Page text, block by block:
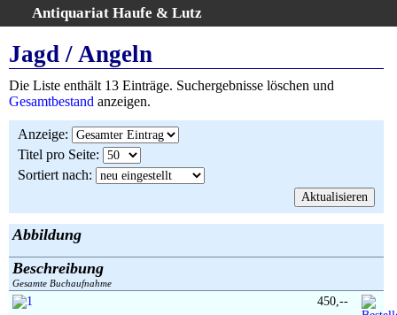
Antiquariat Haufe & Lutz
Home
Gesamtbestand
Kategorien
Schlagwörter
Suchergebnisse
AGB
Widerruf
Über uns
Aktuelle Kataloge
Jagd / Angeln
Die Liste enthält 13 Einträge. Suchergebnisse löschen und
Gesamtbestand anzeigen.
Anzeige:
Titel pro Seite:
Sortiert nach:
Abbildung
Beschreibung
Gesamte Buchaufnahme
450,--